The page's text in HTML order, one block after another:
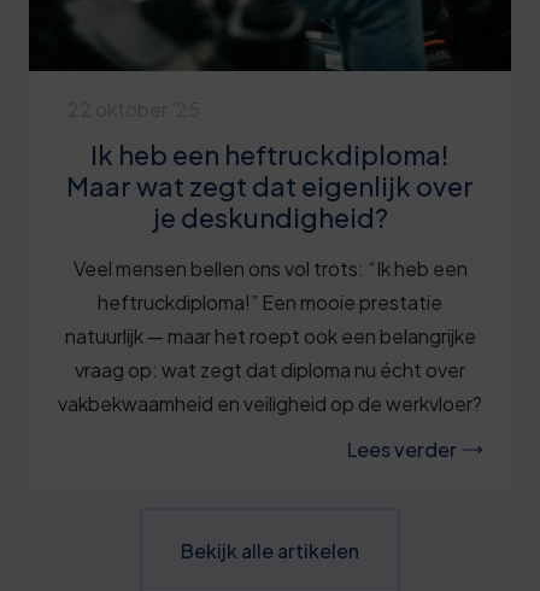
Ik heb een heftruckdiploma!
Maar wat zegt dat eigenlijk over
je deskundigheid?
Veel mensen bellen ons vol trots: “Ik heb een
heftruckdiploma!” Een mooie prestatie
natuurlijk — maar het roept ook een belangrijke
vraag op: wat zegt dat diploma nu écht over
vakbekwaamheid en veiligheid op de werkvloer?
Lees verder
Bekijk alle artikelen